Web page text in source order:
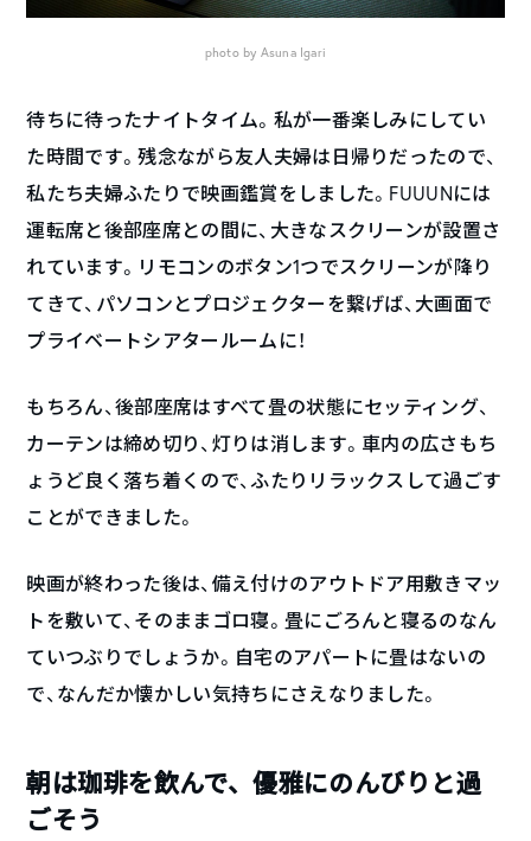
photo by Asuna Igari
待ちに待ったナイトタイム。私が一番楽しみにしてい
た時間です。残念ながら友人夫婦は日帰りだったので、
私たち夫婦ふたりで映画鑑賞をしました。FUUUNには
運転席と後部座席との間に、大きなスクリーンが設置さ
れています。リモコンのボタン1つでスクリーンが降り
てきて、パソコンとプロジェクターを繋げば、大画面で
プライベートシアタールームに！
もちろん、後部座席はすべて畳の状態にセッティング、
カーテンは締め切り、灯りは消します。車内の広さもち
ょうど良く落ち着くので、ふたりリラックスして過ごす
ことができました。
映画が終わった後は、備え付けのアウトドア用敷きマッ
トを敷いて、そのままゴロ寝。畳にごろんと寝るのなん
ていつぶりでしょうか。自宅のアパートに畳はないの
で、なんだか懐かしい気持ちにさえなりました。
朝は珈琲を飲んで、優雅にのんびりと過
ごそう